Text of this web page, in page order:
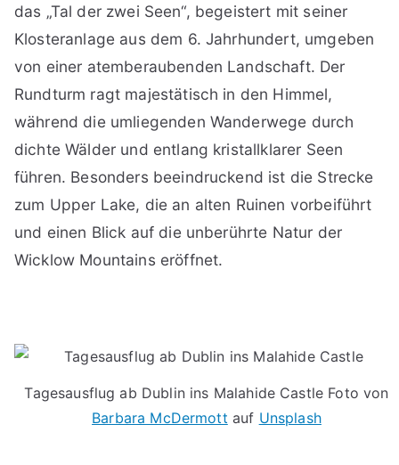
das „Tal der zwei Seen“, begeistert mit seiner
Klosteranlage aus dem 6. Jahrhundert, umgeben
von einer atemberaubenden Landschaft. Der
Rundturm ragt majestätisch in den Himmel,
während die umliegenden Wanderwege durch
dichte Wälder und entlang kristallklarer Seen
führen. Besonders beeindruckend ist die Strecke
zum Upper Lake, die an alten Ruinen vorbeiführt
und einen Blick auf die unberührte Natur der
Wicklow Mountains eröffnet.
Tagesausflug ab Dublin ins Malahide Castle Foto von
Barbara McDermott auf Unsplash